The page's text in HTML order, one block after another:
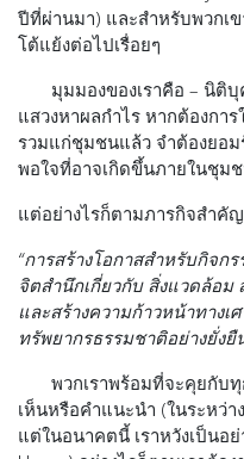
ปีที่ผ่านมา) และสำหรับพวกเ
โต้แย้งต่อไปเรื่อยๆ
มุมมองของเราคือ – นิติบุ
แสวงหาผลกำไร หากต้องกา
รวมแก่ชุมชนแล้ว จำต้องยอ
พอใจที่อาจเกิดขึ้นภายในชุม
แต่อย่างไรก็ตามภารกิจสำคัญ
“การสร้างโอกาสสำหรับกิจก
จิตสำนึกเกี่ยวกับ สิ่งแวดล้อม
และสร้างความก้าวหน้าทาง
ทรัพยากรธรรมชาติอย่างยั่ง
พวกเราพร้อมที่จะคุยกับทุ
เห็นหรือคำแนะนำ (ในระหว่
แต่ในอนาคตนี้ เราหวังเป็นอ